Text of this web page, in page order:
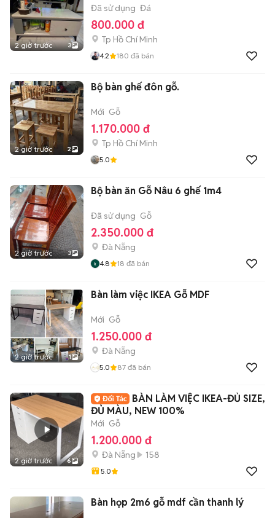
2 giờ trước 3
Đã sử dụng Đá
800.000 đ
Tp Hồ Chí Minh
4.2 180 đã bán
2 giờ trước 2
Bộ bàn ghế đôn gỗ.
Mới Gỗ
1.170.000 đ
Tp Hồ Chí Minh
5.0
2 giờ trước 3
Bộ bàn ăn Gỗ Nâu 6 ghế 1m4
Đã sử dụng Gỗ
2.350.000 đ
Đà Nẵng
4.8 18 đã bán
2 giờ trước 1
Bàn làm việc IKEA Gỗ MDF
Mới Gỗ
1.250.000 đ
Đà Nẵng
5.0 87 đã bán
2 giờ trước 6
BÀN LÀM VIỆC IKEA-ĐỦ SIZE,
ĐỦ MÀU, NEW 100%
Mới Gỗ
1.200.000 đ
Đà Nẵng 158
5.0
Bàn họp 2m6 gỗ mdf cần thanh lý